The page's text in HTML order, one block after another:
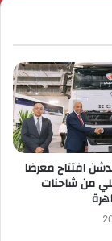
افتتاح معرضا
من شاحنات